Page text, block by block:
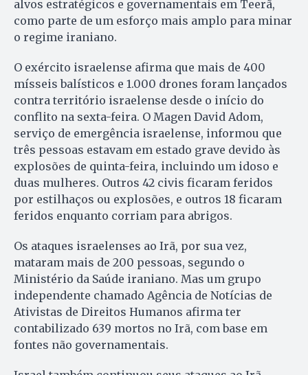
alvos estratégicos e governamentais em Teerã,
como parte de um esforço mais amplo para minar
o regime iraniano.
O exército israelense afirma que mais de 400
mísseis balísticos e 1.000 drones foram lançados
contra território israelense desde o início do
conflito na sexta-feira. O Magen David Adom,
serviço de emergência israelense, informou que
três pessoas estavam em estado grave devido às
explosões de quinta-feira, incluindo um idoso e
duas mulheres. Outros 42 civis ficaram feridos
por estilhaços ou explosões, e outros 18 ficaram
feridos enquanto corriam para abrigos.
Os ataques israelenses ao Irã, por sua vez,
mataram mais de 200 pessoas, segundo o
Ministério da Saúde iraniano. Mas um grupo
independente chamado Agência de Notícias de
Ativistas de Direitos Humanos afirma ter
contabilizado 639 mortos no Irã, com base em
fontes não governamentais.